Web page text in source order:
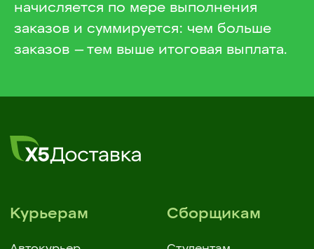
начисляется по мере выполнения
заказов и суммируется: чем больше
заказов — тем выше итоговая выплата.